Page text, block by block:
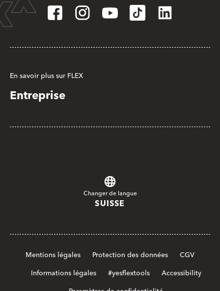
En savoir plus sur FLEX
Entreprise
Changer de langue
SUISSE
Mentions légales Protection des données
CGV
Informations légales
#yesflextools
Accessibility